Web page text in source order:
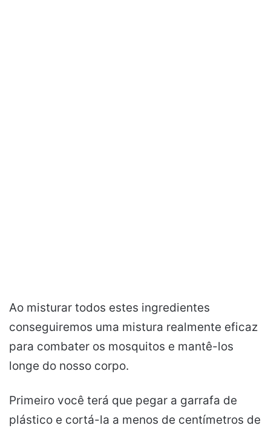
Ao misturar todos estes ingredientes
conseguiremos uma mistura realmente eficaz
para combater os mosquitos e mantê-los
longe do nosso corpo.
Primeiro você terá que pegar a garrafa de
plástico e cortá-la a menos de centímetros de